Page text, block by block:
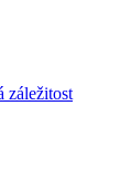
záležitost